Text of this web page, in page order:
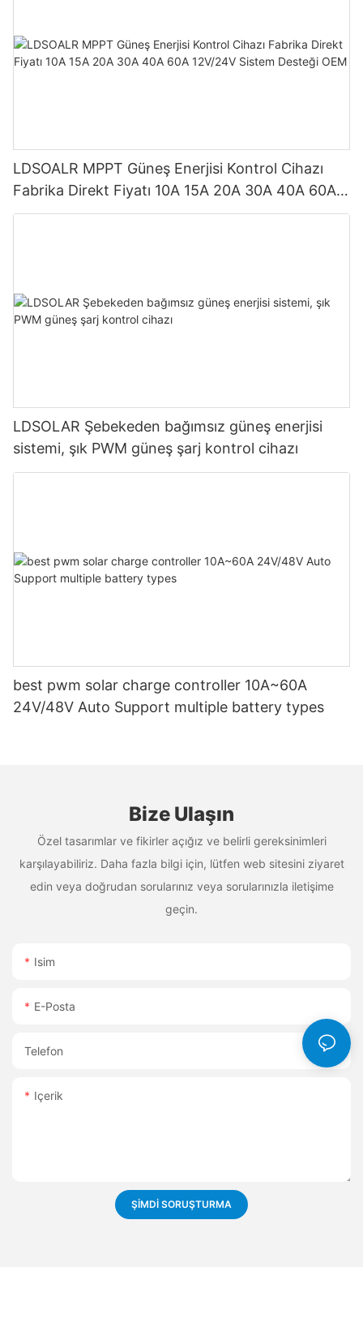
LDSOALR MPPT Güneş Enerjisi Kontrol Cihazı
Fabrika Direkt Fiyatı 10A 15A 20A 30A 40A 60A
12V/24V Sistem Desteği OEM
LDSOLAR Şebekeden bağımsız güneş enerjisi
sistemi, şık PWM güneş şarj kontrol cihazı
best pwm solar charge controller 10A~60A
24V/48V Auto Support multiple battery types
Bize Ulaşın
Özel tasarımlar ve fikirler açığız ve belirli gereksinimleri
karşılayabiliriz. Daha fazla bilgi için, lütfen web sitesini ziyaret
edin veya doğrudan sorularınız veya sorularınızla iletişime
geçin.
Isim
E-Posta
Telefon
Içerik
ŞIMDI SORUŞTURMA